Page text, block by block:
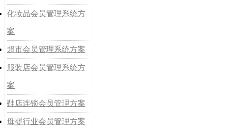
化妆品会员管理系统方
案
超市会员管理系统方案
服装店会员管理系统方
案
鞋店连锁会员管理方案
母婴行业会员管理方案